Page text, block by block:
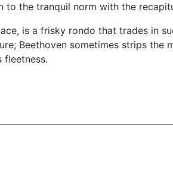
to the tranquil norm with the
is a frisky rondo that trades in
Beethoven sometimes strips the